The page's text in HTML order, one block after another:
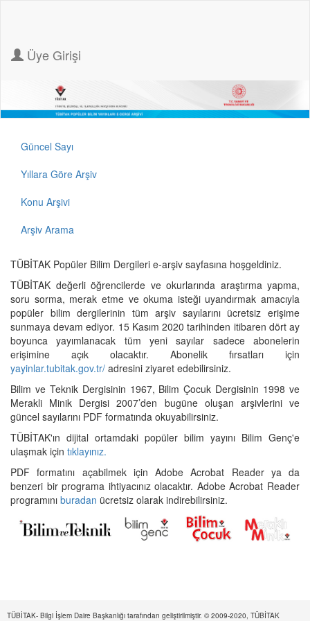
Üye Girişi
Güncel Sayı
Yıllara Göre Arşiv
Konu Arşivi
Arşiv Arama
TÜBİTAK Popüler Bilim Dergileri e-arşiv sayfasına hoşgeldiniz.
TÜBİTAK değerli öğrencilerde ve okurlarında araştırma yapma,
soru sorma, merak etme ve okuma isteği uyandırmak amacıyla
popüler bilim dergilerinin tüm arşiv sayılarını ücretsiz erişime
sunmaya devam ediyor. 15 Kasım 2020 tarihinden itibaren dört ay
boyunca yayımlanacak tüm yeni sayılar sadece abonelerin
erişimine açık olacaktır. Abonelik fırsatları için
yayinlar.tubitak.gov.tr/ adresini ziyaret edebilirsiniz.
Bilim ve Teknik Dergisinin 1967, Bilim Çocuk Dergisinin 1998 ve
Merakli Minik Dergisi 2007’den bugüne oluşan arşivlerini ve
güncel sayılarını PDF formatında okuyabilirsiniz.
TÜBİTAK'ın dijital ortamdaki popüler bilim yayını Bilim Genç'e
ulaşmak için tıklayınız.
PDF formatını açabilmek için Adobe Acrobat Reader ya da
benzeri bir programa ihtiyacınız olacaktır. Adobe Acrobat Reader
programını buradan ücretsiz olarak indirebilirsiniz.
TÜBİTAK- Bilgi İşlem Daire Başkanlığı tarafından geliştirilmiştir. © 2009-2020, TÜBİTAK